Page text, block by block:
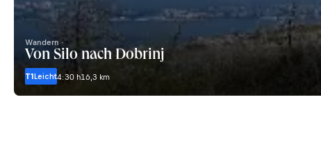
Wandern ·
Von Šilo nach Dobrinj
T1Leicht4:30 h16,3 km